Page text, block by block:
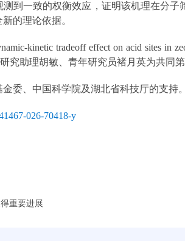
到一致的权衡效应，证明该机理在分
的理论依据。
kinetic tradeoff effect on acid sites in
究助理胡敏、青年研究员褚月英为共同
委、中国科学院及湖北省科技厅的支持。
026-70418-y
重要进展